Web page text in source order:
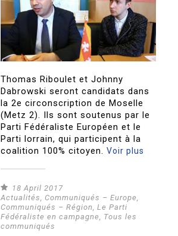
Thomas Riboulet et Johnny
Dabrowski seront candidats dans
la 2e circonscription de Moselle
(Metz 2). Ils sont soutenus par le
Parti Fédéraliste Européen et le
Parti lorrain, qui participent à la
coalition 100% citoyen.Voir plus
18 April 2017
Actualités, Communiqués – Europe,
Communiqués – Région,Le Parti
Fédéraliste en campagne, Tous les
communiqués